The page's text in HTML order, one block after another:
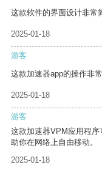
这款软件的界面设计非常
2025-01-18
游客
这款加速器app的操作非
2025-01-18
游客
这款加速器VPM应用程
助你在网络上自由移动。
2025-01-18